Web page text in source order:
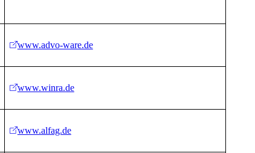
www.advo-ware.de
www.winra.de
www.alfag.de